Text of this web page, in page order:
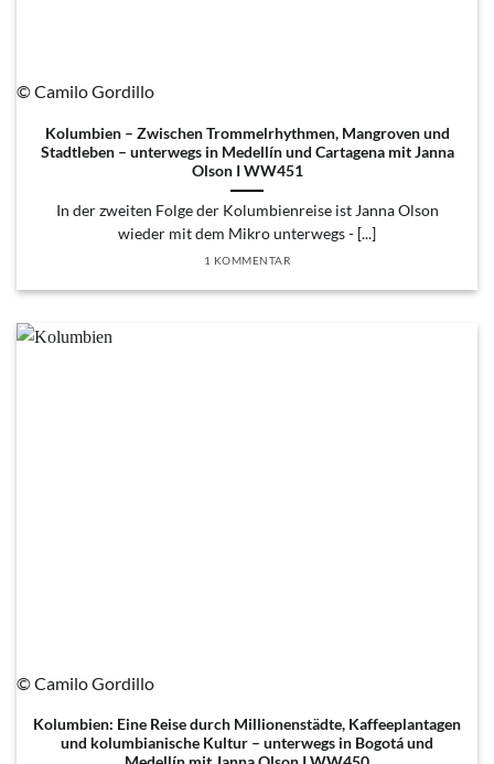
© Camilo Gordillo
Kolumbien – Zwischen Trommelrhythmen, Mangroven und
Stadtleben – unterwegs in Medellín und Cartagena mit Janna
Olson I WW451
In der zweiten Folge der Kolumbienreise ist Janna Olson
wieder mit dem Mikro unterwegs - [...]
1 KOMMENTAR
© Camilo Gordillo
Kolumbien: Eine Reise durch Millionenstädte, Kaffeeplantagen
und kolumbianische Kultur – unterwegs in Bogotá und